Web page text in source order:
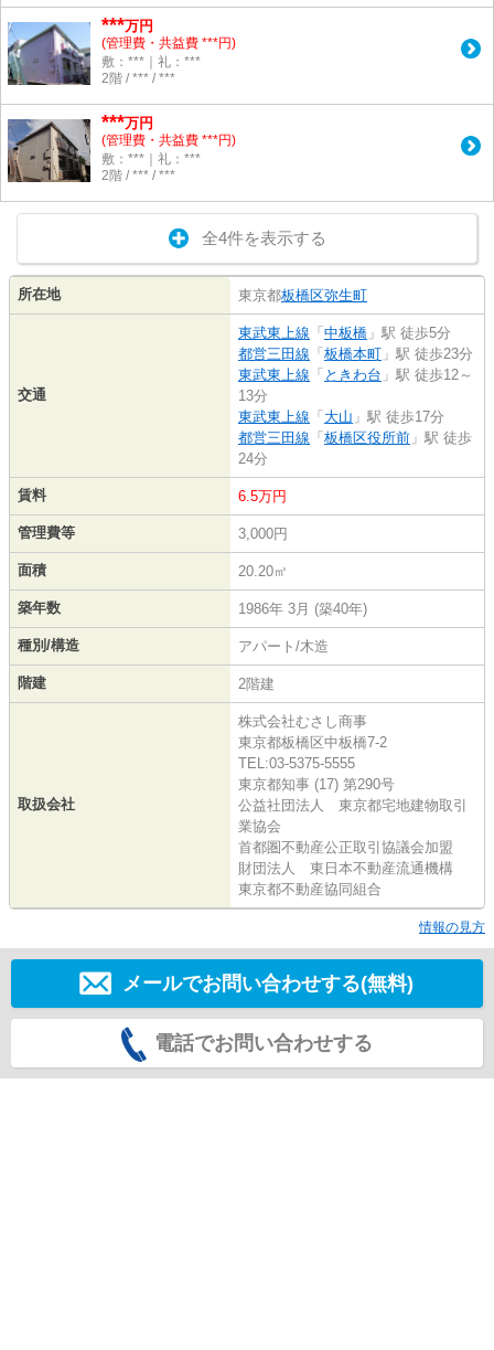
***万円
(管理費・共益費 ***円)
敷：***｜礼：***
2階 / *** / ***
***万円
(管理費・共益費 ***円)
敷：***｜礼：***
2階 / *** / ***
全4件を表示する
所在地 東京都板橋区弥生町
交通
東武東上線 「 中板橋 」駅 徒歩5分
都営三田線 「 板橋本町 」駅 徒歩23分
東武東上線 「 ときわ台 」駅 徒歩12～
13分
東武東上線 「 大山 」駅 徒歩17分
都営三田線 「 板橋区役所前 」駅 徒歩
24分
賃料 6.5万円
管理費等 3,000円
面積 20.20㎡
築年数 1986年 3月 (築40年)
種別/構造 アパート/木造
階建 2階建
取扱会社
株式会社むさし商事
東京都板橋区中板橋7-2
TEL:03-5375-5555
東京都知事 (17) 第290号
公益社団法人 東京都宅地建物取引
業協会
首都圏不動産公正取引協議会加盟
財団法人 東日本不動産流通機構
東京都不動産協同組合
情報の見方
メールでお問い合わせする(無料)
電話でお問い合わせする